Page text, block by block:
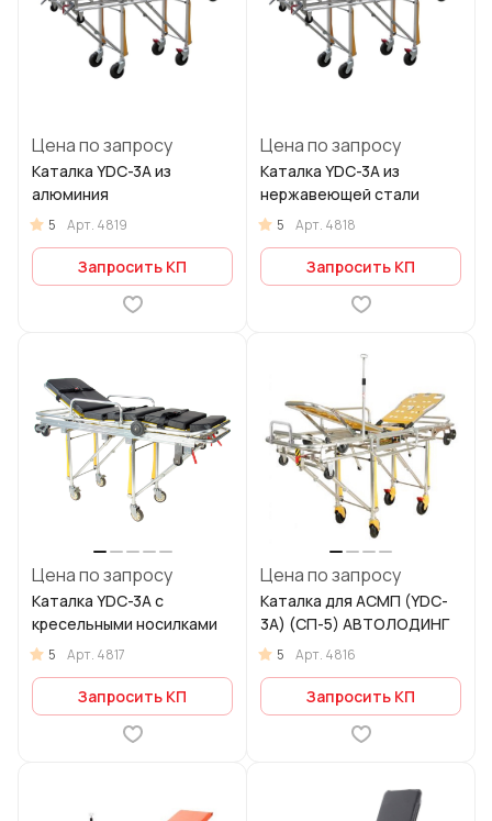
Цена по запросу
Каталка YDC-3A из
алюминия
5 Арт. 4819
Запросить КП
Цена по запросу
Каталка YDC-3A из
нержавеющей стали
5 Арт. 4818
Запросить КП
Цена по запросу
Каталка YDC-3A с
кресельными носилками
5 Арт. 4817
Запросить КП
Цена по запросу
Каталка для АСМП (YDC-
3A) (СП-5) АВТОЛОДИНГ
5 Арт. 4816
Запросить КП